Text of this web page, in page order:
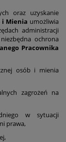
oraz uzyskanie
i Mienia umożliwia
administracji
ochrona
Pracownika
osób i mienia
zagrożeń na
w sytuacji
prawa,